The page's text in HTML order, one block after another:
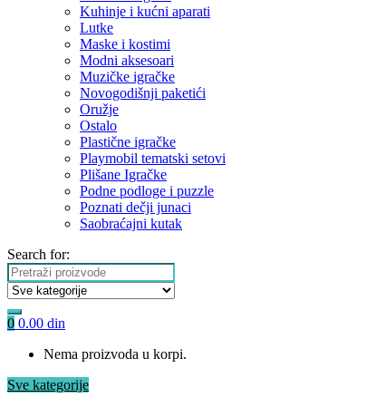
Kuhinje i kućni aparati
Lutke
Maske i kostimi
Modni aksesoari
Muzičke igračke
Novogodišnji paketići
Oružje
Ostalo
Plastične igračke
Playmobil tematski setovi
Plišane Igračke
Podne podloge i puzzle
Poznati dečji junaci
Saobraćajni kutak
Search for:
0 0.00 din
Nema proizvoda u korpi.
Sve kategorije